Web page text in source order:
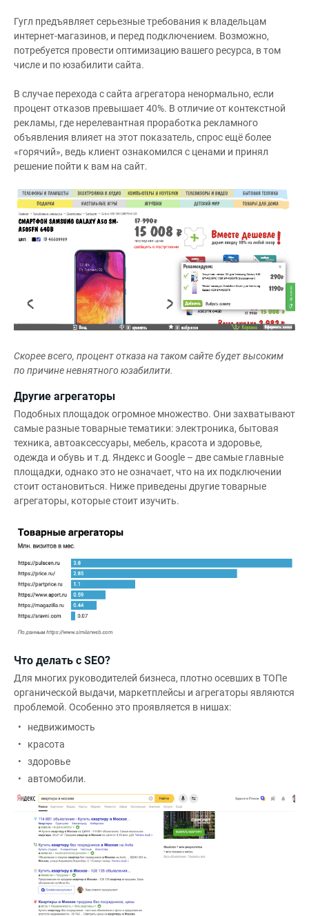
Гугл предъявляет серьезные требования к владельцам
интернет-магазинов, и перед подключением. Возможно,
потребуется провести оптимизацию вашего ресурса, в том
числе и по юзабилити сайта.
В случае перехода с сайта агрегатора ненормально, если
процент отказов превышает 40%. В отличие от контекстной
рекламы, где нерелевантная проработка рекламного
объявления влияет на этот показатель, спрос ещё более
«горячий», ведь клиент ознакомился с ценами и принял
решение пойти к вам на сайт.
Скорее всего, процент отказа на таком сайте будет высоким
по причине невнятного юзабилити.
Другие агрегаторы
Подобных площадок огромное множество. Они захватывают
самые разные товарные тематики: электроника, бытовая
техника, автоаксессуары, мебель, красота и здоровье,
одежда и обувь и т.д. Яндекс и Google – две самые главные
площадки, однако это не означает, что на их подключении
стоит остановиться. Ниже приведены другие товарные
агрегаторы, которые стоит изучить.
Что делать с SEO?
Для многих руководителей бизнеса, плотно осевших в ТОПе
органической выдачи, маркетплейсы и агрегаторы являются
проблемой. Особенно это проявляется в нишах:
недвижимость
красота
здоровье
автомобили.